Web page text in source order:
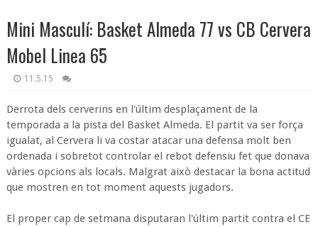
Mini Masculí: Basket Almeda 77 vs CB Cervera
Mobel Linea 65
11.5.15
Derrota dels cerverins en l'últim desplaçament de la
temporada a la pista del Basket Almeda. El partit va ser força
igualat, al Cervera li va costar atacar una defensa molt ben
ordenada i sobretot controlar el rebot defensiu fet que donava
vàries opcions als locals. Malgrat això destacar la bona actitud
que mostren en tot moment aquests jugadors.
El proper cap de setmana disputaran l'últim partit contra el CE